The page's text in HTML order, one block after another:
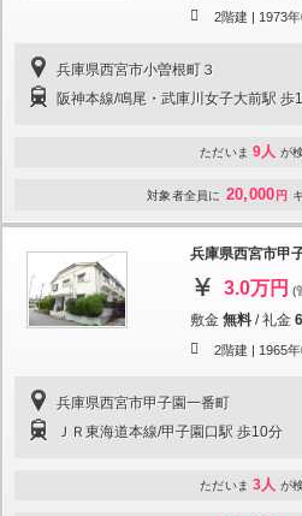
2階建 | 1973
兵庫県西宮市小曽根町３
阪神本線/鳴尾・武庫川女子大前駅 歩
ただいま 9人 が
対象者全員に 20,000 円
兵庫県西宮市甲
3.0万円 (
敷金 無料 /礼金
2階建 | 1965
兵庫県西宮市甲子園一番町
ＪＲ東海道本線/甲子園口駅 歩10分
ただいま 3人 が